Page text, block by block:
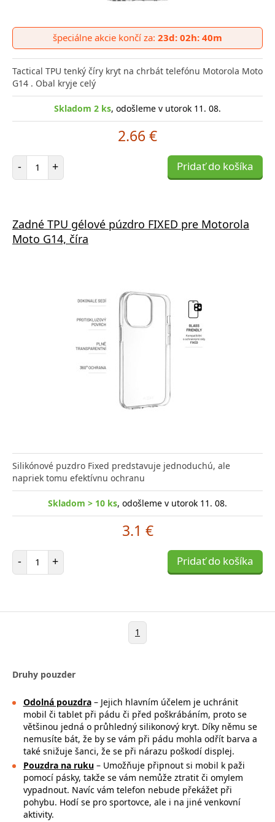
špeciálne akcie končí za: 23d: 02h: 40m
Tactical TPU tenký číry kryt na chrbát telefónu Motorola Moto
G14 . Obal kryje celý
Skladom 2 ks, odošleme v utorok 11. 08.
2.66 €
- Počet položiek
+ Pridať do košíka
Zadné TPU gélové púzdro FIXED pre Motorola
Moto G14, číra
Silikónové puzdro Fixed predstavuje jednoduchú, ale
napriek tomu efektívnu ochranu
Skladom > 10 ks, odošleme v utorok 11. 08.
3.1 €
- Počet položiek
+ Pridať do košíka
1
Druhy pouzder
Odolná pouzdra– Jejich hlavním účelem je uchránit
mobil či tablet při pádu či před poškrábáním, proto se
většinou jedná o průhledný silikonový kryt. Díky němu se
nemusíte bát, že by se vám při pádu mohla odřít barva a
také snižuje šanci, že se při nárazu poškodí displej.
Pouzdra na ruku– Umožňuje připnout si mobil k paži
pomocí pásky, takže se vám nemůže ztratit či omylem
vypadnout. Navíc vám telefon nebude překážet při
pohybu. Hodí se pro sportovce, ale i na jiné venkovní
aktivity.